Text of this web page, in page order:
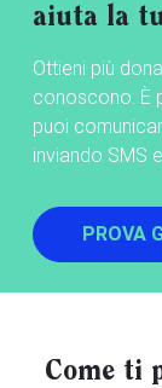
aiuta la
Ottieni più
conoscono. È
puoi
inviando SMS
PROVA
Come ti